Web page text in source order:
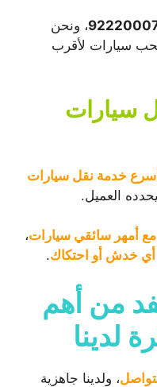
، ونحن
سيارات لأقرب
سيارات
خدمة نقل سيارات
العميل.
مع أمهر سائقي سيارات،
خدش أو احتكاك.
من أهم
لدينا
، ولدينا جاهزية